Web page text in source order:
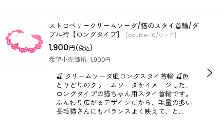
ストロベリークリームソーダ/猫のスタイ首輪/ダ
ブル衿【ロングタイプ】
[double-10/ロング]
1,900円(税込)
希望小売価格: 1,900円
🍒 クリームソーダ風ロングスタイ首輪 🍒色
とりどりのクリームソーダをイメージした、
ロングタイプの猫ちゃん用スタイ首輪です。
ふんわり広がるデザインだから、毛量の多い
長毛猫さんにもバランスよく映えて、と…